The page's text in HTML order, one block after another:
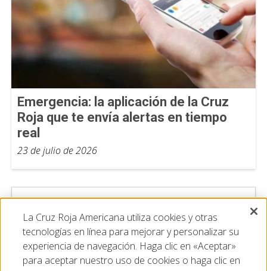
Emergencia: la aplicación de la Cruz
Roja que te envía alertas en tiempo
real
23 de julio de 2026
La Cruz Roja Americana utiliza cookies y otras
tecnologías en línea para mejorar y personalizar su
experiencia de navegación. Haga clic en «Aceptar»
para aceptar nuestro uso de cookies o haga clic en